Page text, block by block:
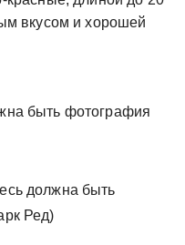
вкусом и хорошей
быть фотография
должна быть
Ред)